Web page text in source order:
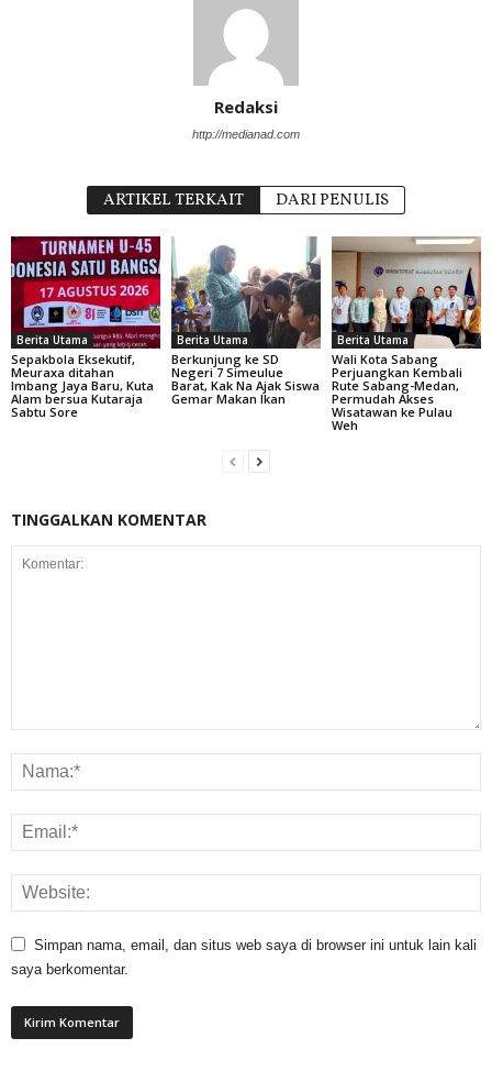
Redaksi
http://medianad.com
ARTIKEL TERKAIT DARI PENULIS
Berita Utama
Sepakbola Eksekutif,
Meuraxa ditahan
Imbang Jaya Baru, Kuta
Alam bersua Kutaraja
Sabtu Sore
Berita Utama
Berkunjung ke SD
Negeri 7 Simeulue
Barat, Kak Na Ajak Siswa
Gemar Makan Ikan
Berita Utama
Wali Kota Sabang
Perjuangkan Kembali
Rute Sabang-Medan,
Permudah Akses
Wisatawan ke Pulau
Weh
TINGGALKAN KOMENTAR
Simpan nama, email, dan situs web saya di browser ini untuk lain kali
saya berkomentar.